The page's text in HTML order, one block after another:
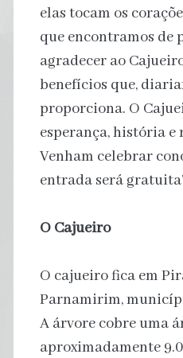
elas tocam os
que encontramos de
agradecer ao
benefícios que,
proporciona. O
esperança, história e
Venham celebrar
entrada será
O Cajueiro
O cajueiro fica em
Parnamirim,
A árvore cobre uma
aproximadamente